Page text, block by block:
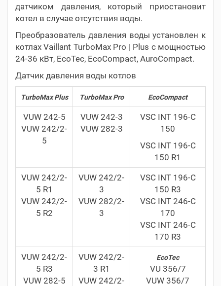
датчиком давления, который приостановит
котел в случае отсутствия воды.
Преобразователь давления воды установлен к
котлах Vaillant TurboMax Pro | Plus с мощностью
24-36 кВт, EcoTec, EcoCompact, AuroCompact.
Датчик давления воды котлов
TurboMax Plus TurboMax Pro EcoCompact
VUW 242-5
VUW 242/2-
5
VUW 242-3
VUW 282-3
VSC INT 196-C
150
VSC INT 196-C
150 R1
VUW 242/2-
5 R1
VUW 242/2-
5 R2
VUW 242/2-
3
VUW 282/2-
3
VSC INT 196-C
150 R3
VSC INT 246-C
170
VSC INT 246-C
170 R3
VUW 242/2-
5 R3
VUW 282-5
VUW 242/2-
3 R1
VUW 242/2-
EcoTec
VU 356/7
VUW 356/7